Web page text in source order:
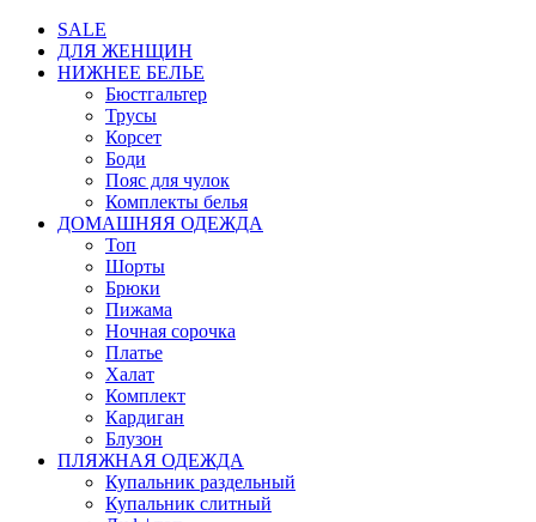
SALE
ДЛЯ ЖЕНЩИН
НИЖНЕЕ БЕЛЬЕ
Бюстгальтер
Трусы
Корсет
Боди
Пояс для чулок
Комплекты белья
ДОМАШНЯЯ ОДЕЖДА
Топ
Шорты
Брюки
Пижама
Ночная сорочка
Платье
Халат
Комплект
Кардиган
Блузон
ПЛЯЖНАЯ ОДЕЖДА
Купальник раздельный
Купальник слитный